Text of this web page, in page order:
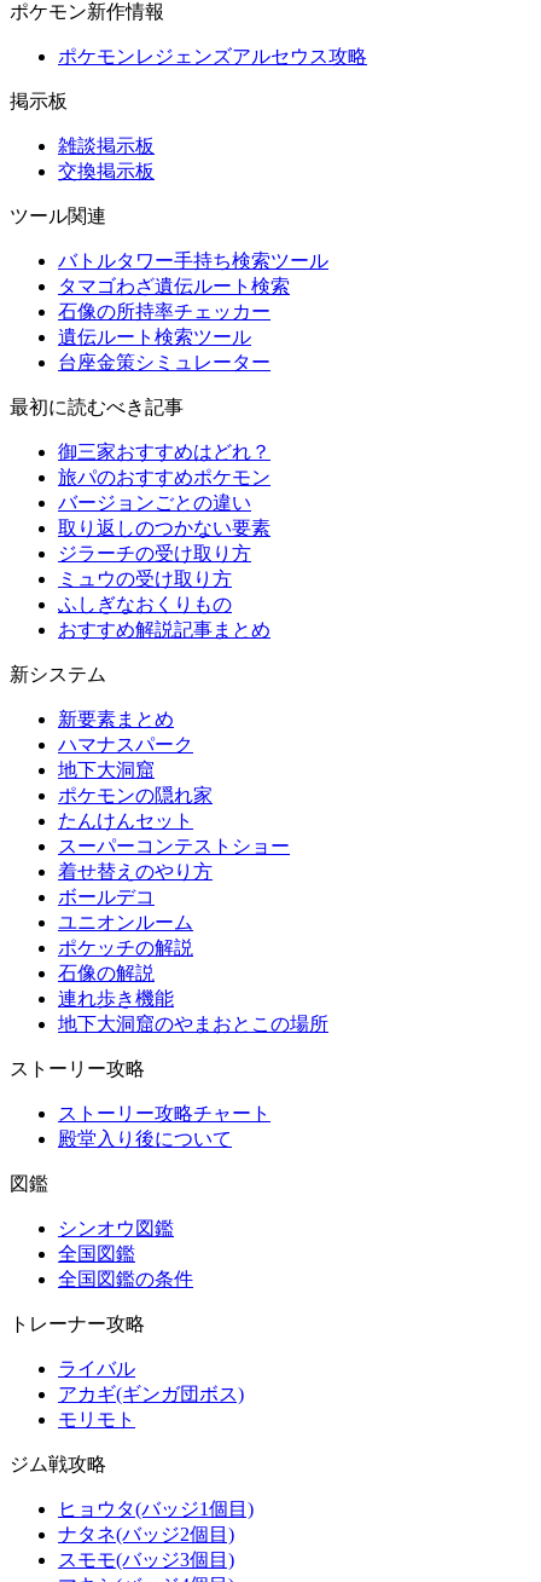
ポケモン新作情報
ポケモンレジェンズアルセウス攻略
掲示板
雑談掲示板
交換掲示板
ツール関連
バトルタワー手持ち検索ツール
タマゴわざ遺伝ルート検索
石像の所持率チェッカー
遺伝ルート検索ツール
台座金策シミュレーター
最初に読むべき記事
御三家おすすめはどれ？
旅パのおすすめポケモン
バージョンごとの違い
取り返しのつかない要素
ジラーチの受け取り方
ミュウの受け取り方
ふしぎなおくりもの
おすすめ解説記事まとめ
新システム
新要素まとめ
ハマナスパーク
地下大洞窟
ポケモンの隠れ家
たんけんセット
スーパーコンテストショー
着せ替えのやり方
ボールデコ
ユニオンルーム
ポケッチの解説
石像の解説
連れ歩き機能
地下大洞窟のやまおとこの場所
ストーリー攻略
ストーリー攻略チャート
殿堂入り後について
図鑑
シンオウ図鑑
全国図鑑
全国図鑑の条件
トレーナー攻略
ライバル
アカギ(ギンガ団ボス)
モリモト
ジム戦攻略
ヒョウタ(バッジ1個目)
ナタネ(バッジ2個目)
スモモ(バッジ3個目)